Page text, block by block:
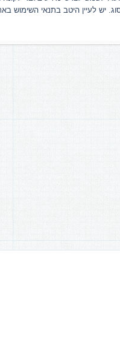
יש לעיין היטב בתנאי השימוש